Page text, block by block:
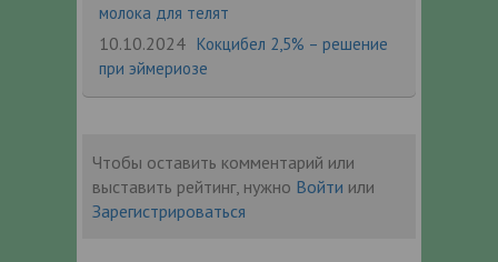
молока для телят
10.10.2024 Кокцибел 2,5% – решение
при эймериозе
Чтобы оставить комментарий или
выставить рейтинг, нужно Войти или
Зарегистрироваться